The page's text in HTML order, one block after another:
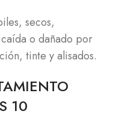
secos,
o dañado por
tinte y alisados.
10